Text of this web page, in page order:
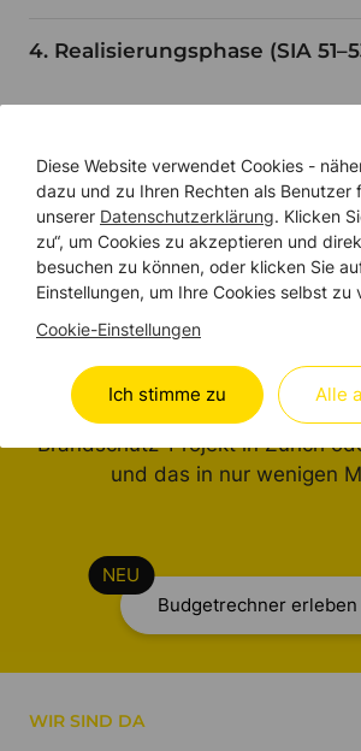
4. Realisierungsphase (SIA
BRANDSCHUTZ-
Spielend
kalkulieren.
Mehr Klarheit und Transparenz
Brandschutz-Projekt in Zürich
und das in nur wenigen
Budgetrechner erleben
WIR SIND DA
Diese Website verwendet Cookies -
dazu und zu Ihren Rechten als Benutzer
unserer Datenschutzerklärung. Klicken
zu“, um Cookies zu akzeptieren und
besuchen zu können, oder klicken Sie
Einstellungen, um Ihre Cookies selbst zu
Cookie-Einstellungen
Ich stimme zu Alle